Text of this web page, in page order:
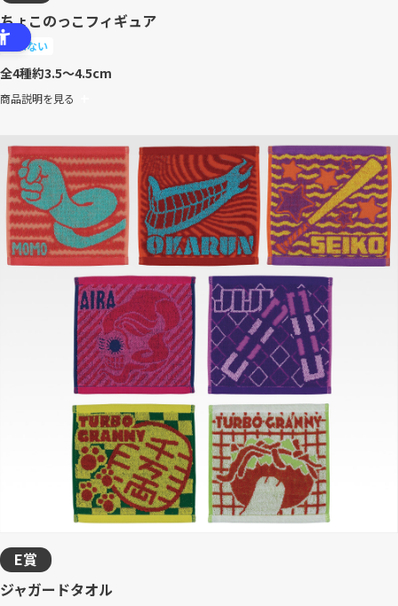
ちょこのっこフィギュア
選べない
全4種約3.5～4.5cm
商品説明を見る
E賞
ジャガードタオル